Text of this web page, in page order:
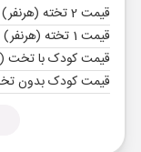
قیمت 2 تخته (هرنفر)
قیمت 1 تخته (هرنفر)
قیمت کودک با تخت
قیمت کودک بدون